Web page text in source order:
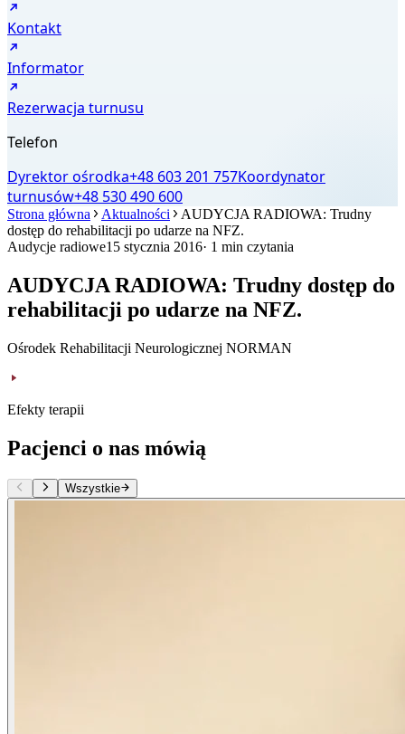
Kontakt
Informator
Rezerwacja turnusu
Telefon
Dyrektor ośrodka+48 603 201 757Koordynator
turnusów+48 530 490 600
Strona główna Aktualności
AUDYCJA RADIOWA: Trudny
dostęp do rehabilitacji po udarze na NFZ.
Audycje radiowe15 stycznia 2016· 1 min czytania
AUDYCJA RADIOWA: Trudny dostęp do
rehabilitacji po udarze na NFZ.
Ośrodek Rehabilitacji Neurologicznej NORMAN
Efekty terapii
Pacjenci o nas mówią
Wszystkie